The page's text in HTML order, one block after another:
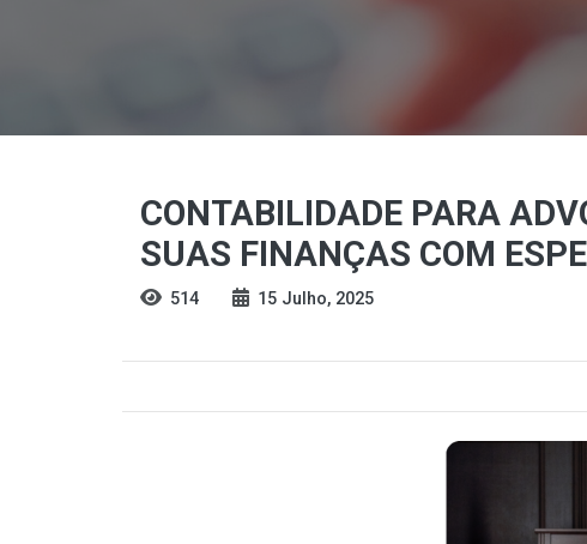
CONTABILIDADE PARA
SUAS FINANÇAS COM
514 15 Julho, 2025